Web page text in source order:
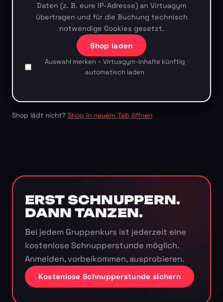
Daten (z. B. eure IP-Adresse) an Virtuagym
übertragen und für die Buchung technisch
notwendige Cookies gesetzt.
Shop laden
Auswahl merken – Virtuagym-Inhalte künftig
automatisch laden
Shop lädt nicht? Shop in neuem Tab öffnen
ERST SCHNUPPERN.
DANN TANZEN.
Bei jedem Gruppenkurs ist jederzeit eine
kostenlose Schnupperstunde möglich.
Anmelden, vorbeikommen, ausprobieren.
Kostenlose Schnupperstunde sichern